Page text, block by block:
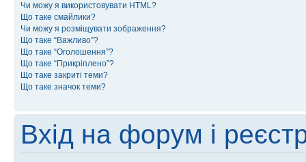
Чи можу я використовувати HTML?
Що таке смайлики?
Чи можу я розміщувати зображення?
Що таке “Важливо”?
Що таке “Оголошення”?
Що таке “Прикріплено”?
Що таке закриті теми?
Що таке значок теми?
Вхід на форум і